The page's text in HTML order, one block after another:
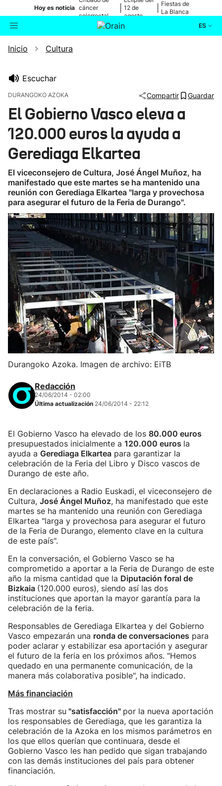
Hoy es noticia cáncer
colorrectal
12 de
agosto
Fiestas de
La Blanca
ES
Buscador
Ikusmiran
Eguraldia
Inicio Cultura
Escuchar
DURANGOKO AZOKA Compartir Guardar
El Gobierno Vasco eleva a
120.000 euros la ayuda a
Gerediaga Elkartea
El viceconsejero de Cultura, José Ángel Muñoz, ha
manifestado que este martes se ha mantenido una
reunión con Gerediaga Elkartea "larga y provechosa
para asegurar el futuro de la Feria de Durango".
Durangoko Azoka. Imagen de archivo: EiTB
Redacción
24/06/2014 - 02:00
Última actualización 24/06/2014 - 22:12
El Gobierno Vasco ha elevado de los 80.000 euros
presupuestados inicialmente a 120.000 euros la
ayuda a Gerediaga Elkartea para garantizar la
celebración de la Feria del Libro y Disco vascos de
Durango de este año.
En declaraciones a Radio Euskadi, el viceconsejero de
Cultura, José Ángel Muñoz, ha manifestado que este
martes se ha mantenido una reunión con Gerediaga
Elkartea "larga y provechosa para asegurar el futuro
de la Feria de Durango, elemento clave en la cultura
de este país".
En la conversación, el Gobierno Vasco se ha
comprometido a aportar a la Feria de Durango de este
año la misma cantidad que la Diputación foral de
Bizkaia (120.000 euros), siendo así las dos
instituciones que aportan la mayor garantía para la
celebración de la feria.
Responsables de Gerediaga Elkartea y del Gobierno
Vasco empezarán una ronda de conversaciones para
poder aclarar y estabilizar esa aportación y asegurar
el futuro de la feria en los próximos años. "Hemos
quedado en una permanente comunicación, de la
manera más colaborativa posible", ha indicado.
Más financiación
Tras mostrar su "satisfacción" por la nueva aportación
los responsables de Gerediaga, que les garantiza la
celebración de la Azoka en los mismos parámetros en
los que ellos querían que continuara, desde el
Gobierno Vasco les han pedido que sigan trabajando
con las demás instituciones del país para obtener
financiación.